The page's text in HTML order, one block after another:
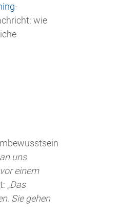
-
wie
uns
einem
„Das
Sie gehen